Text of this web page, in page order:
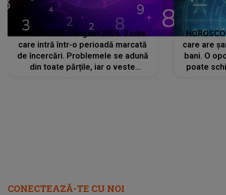
HOROSCOP 7 august 2026. Zodia
care intră într-o perioadă marcată
de încercări. Problemele se adună
din toate părțile, iar o veste
care are
bani. O
poate
CONECTEAZĂ-TE CU NOI